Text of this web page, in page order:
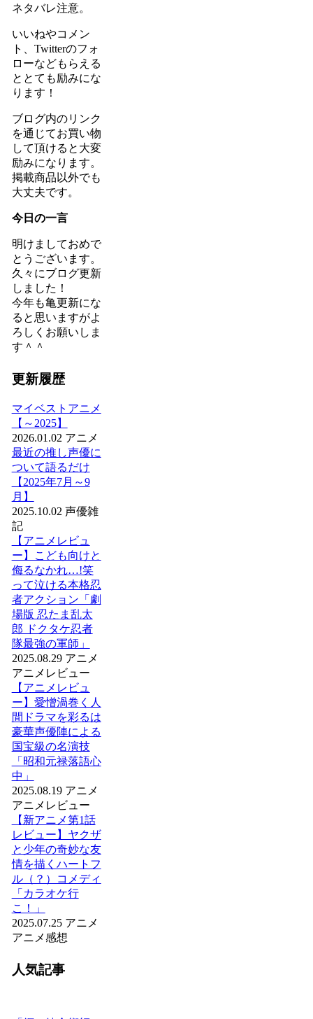
ネタバレ注意。
いいねやコメン
ト、Twitterのフォ
ローなどもらえる
ととても励みにな
ります！
ブログ内のリンク
を通じてお買い物
して頂けると大変
励みになります。
掲載商品以外でも
大丈夫です。
今日の一言
明けましておめで
とうございます。
久々にブログ更新
しました！
今年も亀更新にな
ると思いますがよ
ろしくお願いしま
す＾＾
更新履歴
マイベストアニメ
【～2025】
2026.01.02 アニメ
最近の推し声優に
ついて語るだけ
【2025年7月～9
月】
2025.10.02 声優雑
記
【アニメレビュ
ー】こども向けと
侮るなかれ…!笑
って泣ける本格忍
者アクション「劇
場版 忍たま乱太
郎 ドクタケ忍者
隊最強の軍師」
2025.08.29 アニメ
アニメレビュー
【アニメレビュ
ー】愛憎渦巻く人
間ドラマを彩るは
豪華声優陣による
国宝級の名演技
「昭和元禄落語心
中」
2025.08.19 アニメ
アニメレビュー
【新アニメ第1話
レビュー】ヤクザ
と少年の奇妙な友
情を描くハートフ
ル（？）コメディ
「カラオケ行
こ！」
2025.07.25 アニメ
アニメ感想
人気記事